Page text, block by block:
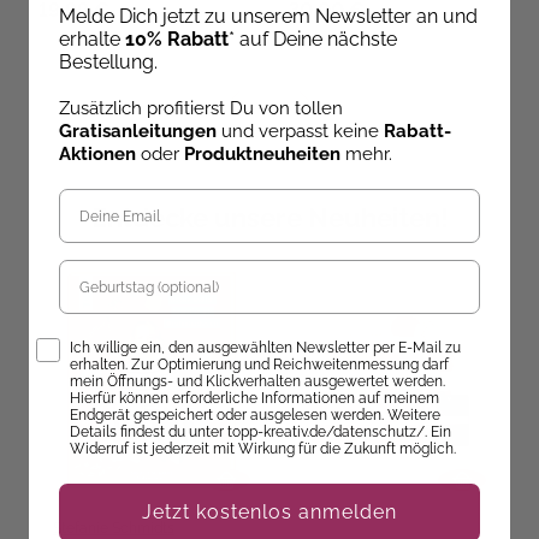
19,99 € 30,00 €
Entdecke unsere Neuheiten!
Melde Dich jetzt zu unserem Newsletter an und
erhalte 10% Rabatt* auf Deine nächste
Bestellung.
Zusätzlich profitierst Du von tollen
Gratisanleitungen und verpasst keine Rabatt-
Aktionen oder Produktneuheiten mehr.
Geburtstag
Opt-InIch willige ein, den ausgewählten Newsletter per E-Mail zu
erhalten. Zur Optimierung und Reichweitenmessung darf
mein Öffnungs- und Klickverhalten ausgewertet werden.
Hierfür können erforderliche Informationen auf meinem
Endgerät gespeichert oder ausgelesen werden. Weitere
Details findest du unter topp-kreativ.de/datenschutz/. Ein
Widerruf ist jederzeit mit Wirkung für die Zukunft möglich.
Jetzt kostenlos anmelden